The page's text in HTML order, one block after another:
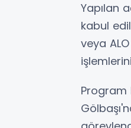
Yapılan
kabul
veya
Program